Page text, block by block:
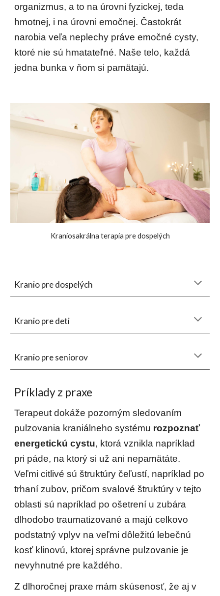
organizmus, a to na úrovni fyzickej, teda
hmotnej, i na úrovni emočnej. Častokrát
narobia veľa neplechy práve emočné cysty,
ktoré nie sú hmatateľné. Naše telo, každá
jedna bunka v ňom si pamätajú.
Kraniosakrálna terapia pre dospelých
Kranio pre dospelých
Kranio pre deti
Kranio pre seniorov
Príklady z praxe
Terapeut dokáže pozorným sledovaním
pulzovania kraniálneho systému rozpoznať
energetickú cystu, ktorá vznikla napríklad
pri páde, na ktorý si už ani nepamätáte.
Veľmi citlivé sú štruktúry čeľustí, napríklad po
trhaní zubov, pričom svalové štruktúry v tejto
oblasti sú napríklad po ošetrení u zubára
dlhodobo traumatizované a majú celkovo
podstatný vplyv na veľmi dôležitú lebečnú
kosť klinovú, ktorej správne pulzovanie je
nevyhnutné pre každého.
Z dlhoročnej praxe mám skúsenosť, že aj v